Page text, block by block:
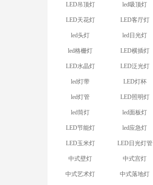
LED吊顶灯 led吸顶灯
LED天花灯 LED客厅灯
led头灯 led日光灯
led格栅灯 LED横插灯
LED水晶灯 LED泛光灯
led灯带 LED灯杯
led灯管 LED照明灯
led筒灯 led面板灯
LED节能灯 led应急灯
LED玉米灯 LED日光灯管
中式壁灯 中式宫灯
中式艺术灯 中式落地灯